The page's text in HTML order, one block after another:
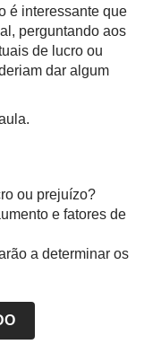
é interessante que
perguntando aos
de lucro ou
dar algum
ou prejuízo?
e fatores de
a determinar os